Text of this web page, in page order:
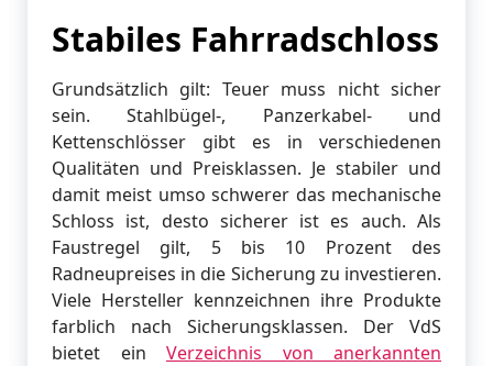
Stabiles Fahrradschloss
Grundsätzlich gilt: Teuer muss nicht sicher
sein. Stahlbügel-, Panzerkabel- und
Kettenschlösser gibt es in verschiedenen
Qualitäten und Preisklassen. Je stabiler und
damit meist umso schwerer das mechanische
Schloss ist, desto sicherer ist es auch. Als
Faustregel gilt, 5 bis 10 Prozent des
Radneupreises in die Sicherung zu investieren.
Viele Hersteller kennzeichnen ihre Produkte
farblich nach Sicherungsklassen. Der VdS
bietet ein Verzeichnis von anerkannten